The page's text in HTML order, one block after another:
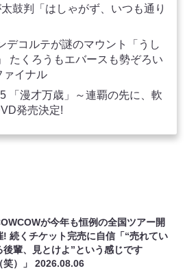
鼓判「はしゃがず、いつも通り
デコルテが謎のマウント「うし
たくろうもエバースも勢ぞろい
ァイナル
「漫才万歳」～連覇の先に、軟
発売決定!
が今年も恒例の全国ツアー開
! 続くチケット完売に自信「“売れてい
後輩、見とけよ”という感じです
（笑）」2026.08.06